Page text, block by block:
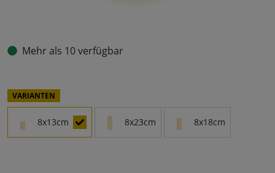
Mehr als 10 verfügbar
VARIANTEN
8x13cm 8x23cm 8x18cm